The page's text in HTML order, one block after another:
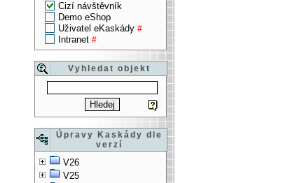
Cizí návštěvník
Demo eShop
Uživatel eKaskády #
Intranet #
Vyhledat objekt
Úpravy Kaskády dle
verzí
V26
V25